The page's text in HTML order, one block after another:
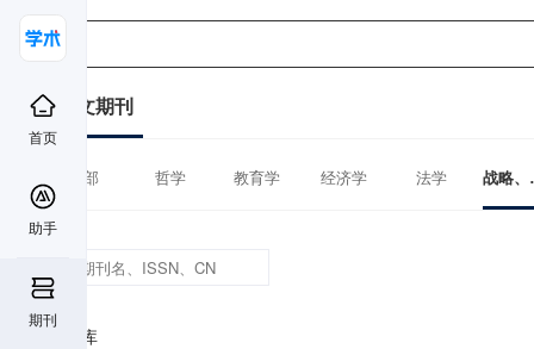
首页
助手
期刊
中文期刊
全部 哲学 教育学 经济学 法学 战
数据库